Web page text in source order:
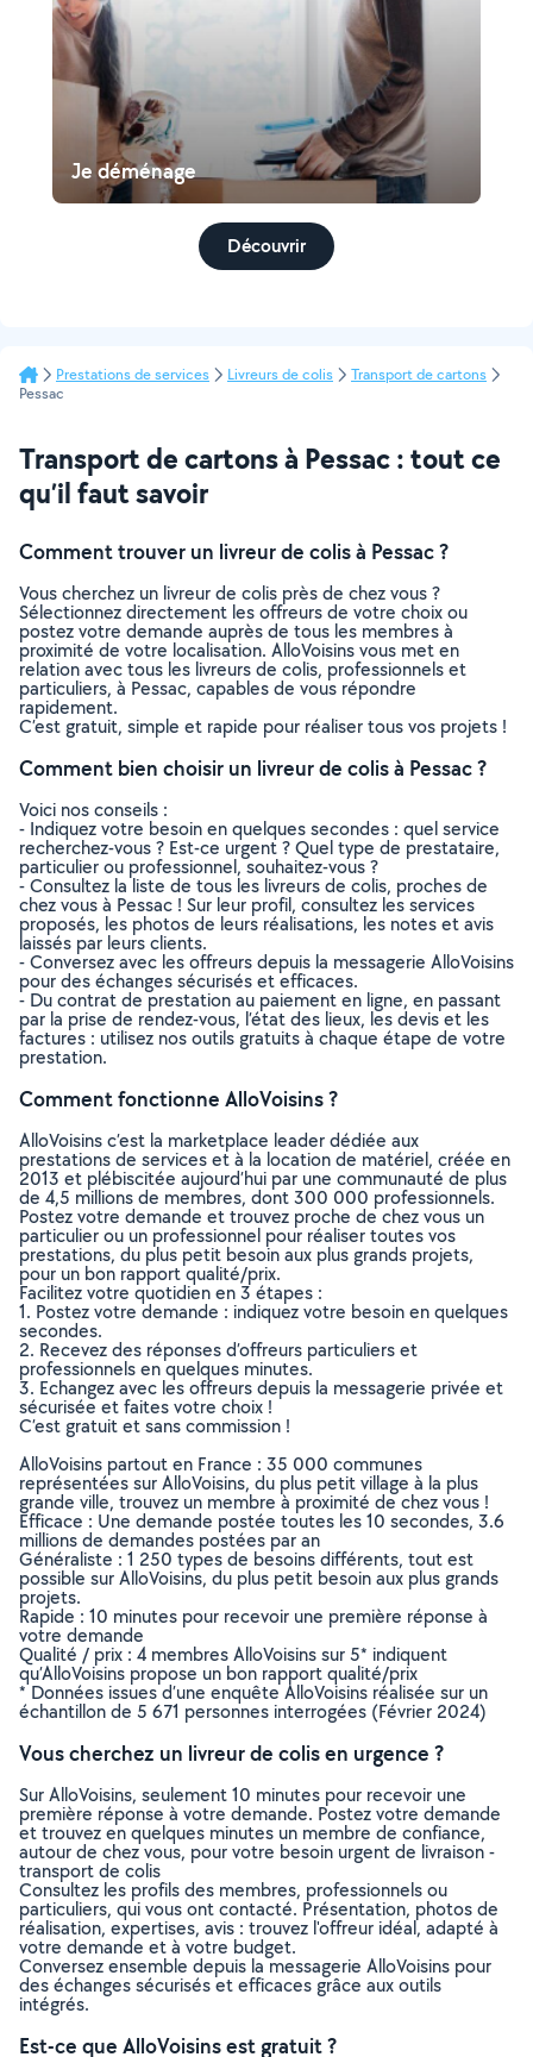
Je déménage
Découvrir
Prestations de services Livreurs de colis
Transport de cartons
Pessac
Transport de cartons à Pessac : tout ce
qu’il faut savoir
Comment trouver un livreur de colis à Pessac ?
Vous cherchez un livreur de colis près de chez vous ?
Sélectionnez directement les offreurs de votre choix ou
postez votre demande auprès de tous les membres à
proximité de votre localisation. AlloVoisins vous met en
relation avec tous les livreurs de colis, professionnels et
particuliers, à Pessac, capables de vous répondre
rapidement.
C’est gratuit, simple et rapide pour réaliser tous vos projets !
Comment bien choisir un livreur de colis à Pessac ?
Voici nos conseils :
- Indiquez votre besoin en quelques secondes : quel service
recherchez-vous ? Est-ce urgent ? Quel type de prestataire,
particulier ou professionnel, souhaitez-vous ?
- Consultez la liste de tous les livreurs de colis, proches de
chez vous à Pessac ! Sur leur profil, consultez les services
proposés, les photos de leurs réalisations, les notes et avis
laissés par leurs clients.
- Conversez avec les offreurs depuis la messagerie AlloVoisins
pour des échanges sécurisés et efficaces.
- Du contrat de prestation au paiement en ligne, en passant
par la prise de rendez-vous, l’état des lieux, les devis et les
factures : utilisez nos outils gratuits à chaque étape de votre
prestation.
Comment fonctionne AlloVoisins ?
AlloVoisins c’est la marketplace leader dédiée aux
prestations de services et à la location de matériel, créée en
2013 et plébiscitée aujourd’hui par une communauté de plus
de 4,5 millions de membres, dont 300 000 professionnels.
Postez votre demande et trouvez proche de chez vous un
particulier ou un professionnel pour réaliser toutes vos
prestations, du plus petit besoin aux plus grands projets,
pour un bon rapport qualité/prix.
Facilitez votre quotidien en 3 étapes :
1. Postez votre demande : indiquez votre besoin en quelques
secondes.
2. Recevez des réponses d’offreurs particuliers et
professionnels en quelques minutes.
3. Echangez avec les offreurs depuis la messagerie privée et
sécurisée et faites votre choix !
C’est gratuit et sans commission !
AlloVoisins partout en France : 35 000 communes
représentées sur AlloVoisins, du plus petit village à la plus
grande ville, trouvez un membre à proximité de chez vous !
Efficace : Une demande postée toutes les 10 secondes, 3.6
millions de demandes postées par an
Généraliste : 1 250 types de besoins différents, tout est
possible sur AlloVoisins, du plus petit besoin aux plus grands
projets.
Rapide : 10 minutes pour recevoir une première réponse à
votre demande
Qualité / prix : 4 membres AlloVoisins sur 5* indiquent
qu’AlloVoisins propose un bon rapport qualité/prix
* Données issues d’une enquête AlloVoisins réalisée sur un
échantillon de 5 671 personnes interrogées (Février 2024)
Vous cherchez un livreur de colis en urgence ?
Sur AlloVoisins, seulement 10 minutes pour recevoir une
première réponse à votre demande. Postez votre demande
et trouvez en quelques minutes un membre de confiance,
autour de chez vous, pour votre besoin urgent de livraison -
transport de colis
Consultez les profils des membres, professionnels ou
particuliers, qui vous ont contacté. Présentation, photos de
réalisation, expertises, avis : trouvez l'offreur idéal, adapté à
votre demande et à votre budget.
Conversez ensemble depuis la messagerie AlloVoisins pour
des échanges sécurisés et efficaces grâce aux outils
intégrés.
Est-ce que AlloVoisins est gratuit ?